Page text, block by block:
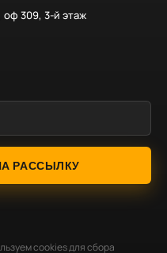
оф 309, 3-й этаж
РАССЫЛКУ
cookies для сбора